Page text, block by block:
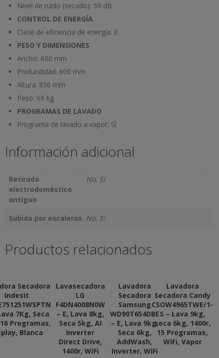
Nivel de ruido (secado): 59 dB
CONTROL DE ENERGÍA
Clase de eficiencia de energía: E
PESO Y DIMENSIONES
Ancho: 600 mm
Profundidad: 600 mm
Altura: 850 mm
Peso: 66 kg
PROGRAMAS DE LAVADO
Programa de lavado a vapor: Sí
Información adicional
Retirada
electrodoméstico
antiguo
No, Sí
Subida por escaleras No, Sí
Productos relacionados
Secadora
Indesit
7Kg, Seca
Programas,
Blanca
Lavasecadora
LG
F4DN4008N0W
– E, Lava 8kg,
Seca 5kg, AI
Inverter
Direct Drive,
1400r, WiFi
Lavadora
Secadora
Samsung
WD90T654DBE
– E, Lava 9kg,
Seca 6kg,
AddWash,
Inverter, WiFi
Lavadora
Secadora Candy
CSOW4965TWE/1-
S – Lava 9kg,
seca 6kg, 1400r,
15 Programas,
WiFi, Vapor